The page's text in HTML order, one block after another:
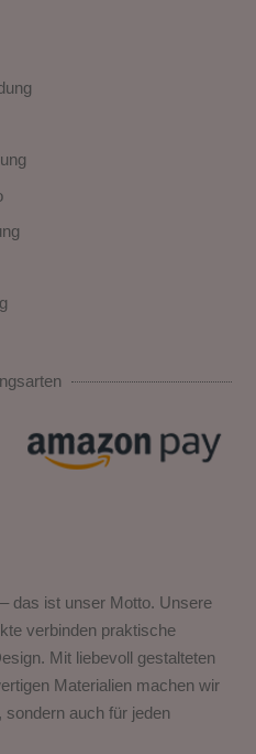
das ist unser Motto. Unsere
verbinden praktische
Mit liebevoll gestalteten
Materialien machen wir
auch für jeden